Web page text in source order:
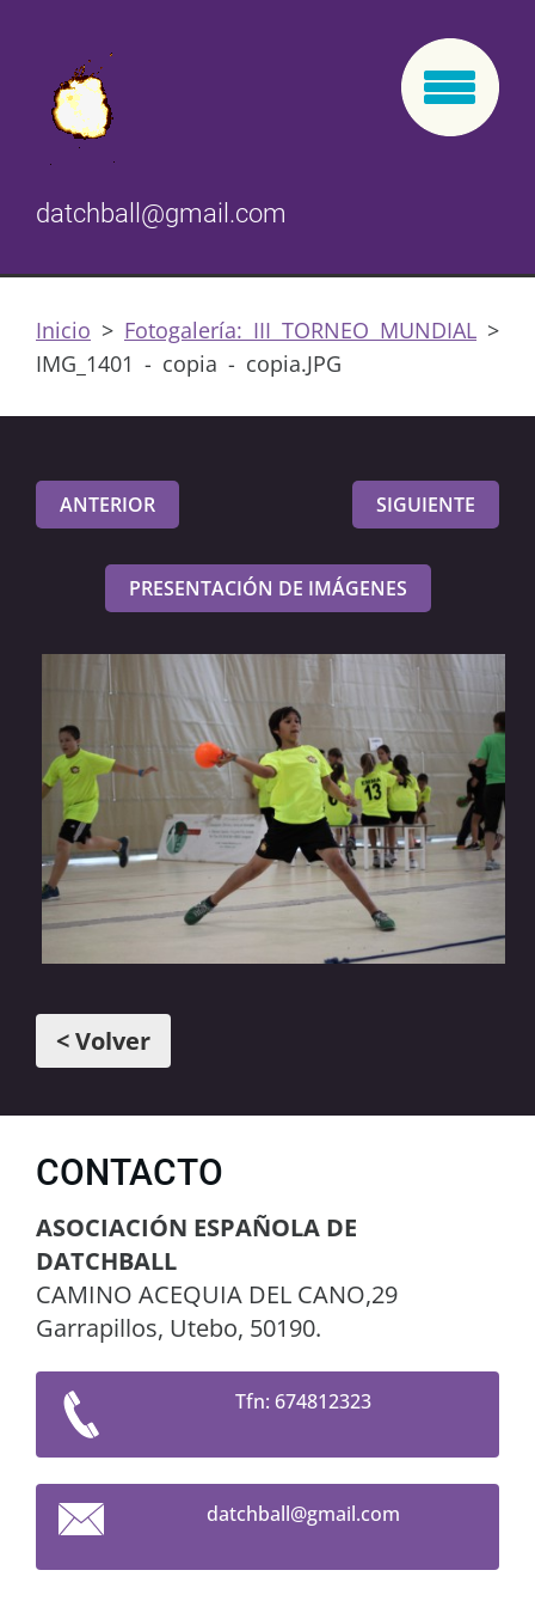
datchball@gmail.com
Inicio > Fotogalería: III TORNEO MUNDIAL >
IMG_1401 - copia - copia.JPG
ANTERIOR SIGUIENTE
PRESENTACIÓN DE IMÁGENES
< Volver
CONTACTO
ASOCIACIÓN ESPAÑOLA DE
DATCHBALL
CAMINO ACEQUIA DEL CANO,29
Garrapillos, Utebo, 50190.
Tfn: 674812323
datchball@gmail.com